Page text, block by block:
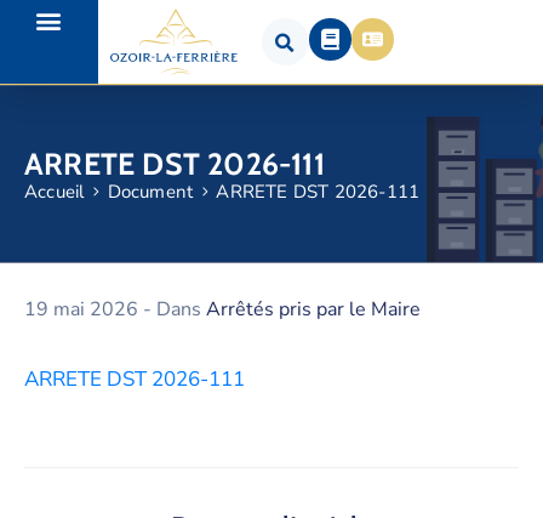
ARRETE DST 2026-111
Accueil Document ARRETE DST 2026-111
19 mai 2026 - Dans Arrêtés pris par le Maire
ARRETE DST 2026-111